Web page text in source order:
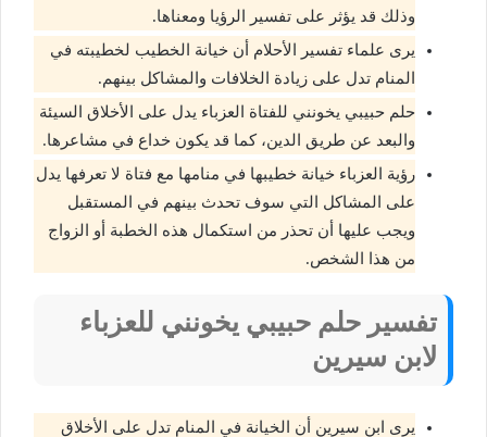
وذلك قد يؤثر على تفسير الرؤيا ومعناها.
يرى علماء تفسير الأحلام أن خيانة الخطيب لخطيبته في
المنام تدل على زيادة الخلافات والمشاكل بينهم.
حلم حبيبي يخونني للفتاة العزباء يدل على الأخلاق السيئة
والبعد عن طريق الدين، كما قد يكون خداع في مشاعرها.
رؤية العزباء خيانة خطيبها في منامها مع فتاة لا تعرفها يدل
على المشاكل التي سوف تحدث بينهم في المستقبل
ويجب عليها أن تحذر من استكمال هذه الخطبة أو الزواج
من هذا الشخص.
تفسير حلم حبيبي يخونني للعزباء
لابن سيرين
يرى ابن سيرين أن الخيانة في المنام تدل على الأخلاق